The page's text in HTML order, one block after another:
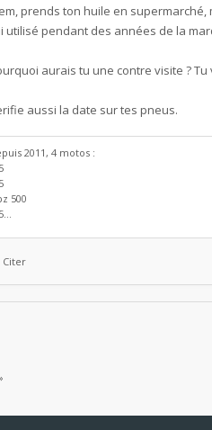
prends ton huile en
utilisé pendant des années de la
aurais tu une contre visite ?
aussi la date sur tes pneus.
2011, 4 motos :
500
Citer